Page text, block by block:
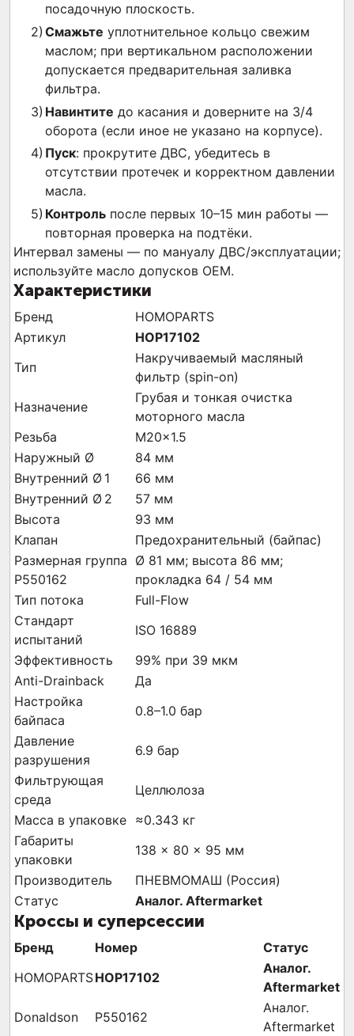
посадочную плоскость.
Смажьте уплотнительное кольцо свежим
маслом; при вертикальном расположении
допускается предварительная заливка
фильтра.
Навинтите до касания и доверните на 3/4
оборота (если иное не указано на корпусе).
Пуск: прокрутите ДВС, убедитесь в
отсутствии протечек и корректном давлении
масла.
Контроль после первых 10–15 мин работы —
повторная проверка на подтёки.
Интервал замены — по мануалу ДВС/эксплуатации;
используйте масло допусков OEM.
Характеристики
Бренд
HOMOPARTS
Артикул
HOP17102
Тип
Накручиваемый масляный
фильтр (spin-on)
Назначение
Грубая и тонкая очистка
моторного масла
Резьба
M20×1.5
Наружный Ø
84 мм
Внутренний Ø 1
66 мм
Внутренний Ø 2
57 мм
Высота
93 мм
Клапан
Предохранительный (байпас)
Размерная группа
P550162
Ø 81 мм; высота 86 мм;
прокладка 64 / 54 мм
Тип потока
Full-Flow
Стандарт
испытаний
ISO 16889
Эффективность
99% при 39 мкм
Anti-Drainback
Да
Настройка
байпаса
0.8–1.0 бар
Давление
разрушения
6.9 бар
Фильтрующая
среда
Целлюлоза
Масса в упаковке ≈0.343 кг
Габариты
упаковки
138 × 80 × 95 мм
Производитель
ПНЕВМОМАШ (Россия)
Статус
Аналог. Aftermarket
Кроссы и суперсессии
Бренд Номер
Статус
HOMOPARTSHOP17102
Аналог.
Aftermarket
Donaldson
P550162
Аналог.
Aftermarket